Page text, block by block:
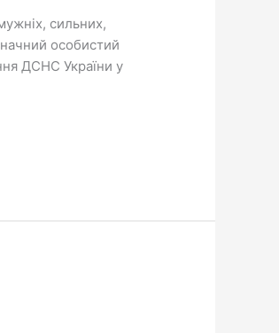
сильних,
особистий
ДСНС України у